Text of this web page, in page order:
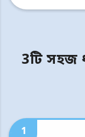
3টি সহজ
1